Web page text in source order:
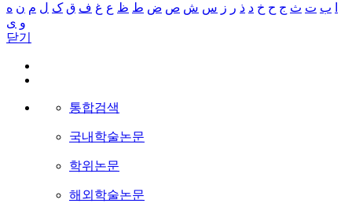
ب ت ث ج ح خ د ذ ر ز س ش ص ض ط ظ ع غ ف ق ک ل م ن ه
و ی
닫기
통합검색
국내학술논문
학위논문
해외학술논문